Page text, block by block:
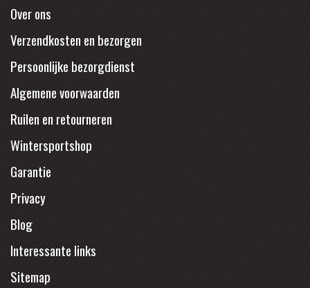
Over ons
Verzendkosten en bezorgen
Persoonlijke bezorgdienst
Algemene voorwaarden
Ruilen en retourneren
Wintersportshop
Garantie
Privacy
Blog
Interessante links
Sitemap